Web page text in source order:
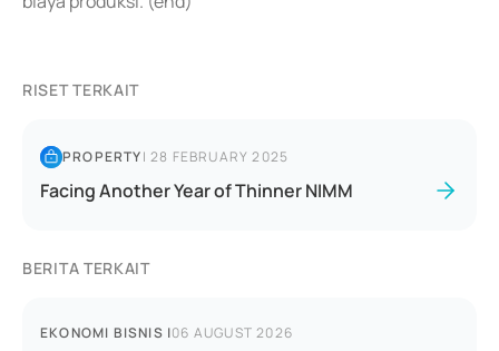
RISET TERKAIT
PROPERTY|28 FEBRUARY 2025
Facing Another Year of Thinner NIMM
BERITA TERKAIT
EKONOMI BISNIS |06 AUGUST 2026